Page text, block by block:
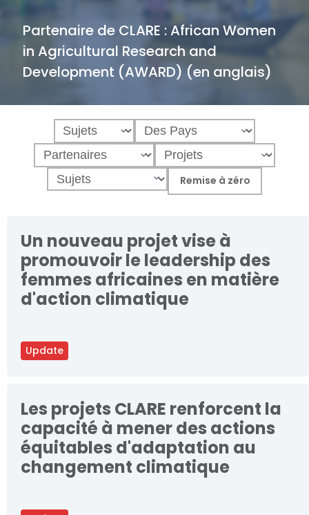
Partenaire de CLARE :African Women
in Agricultural Research and
Development (AWARD) (en anglais)
Update
Un nouveau projet vise à
promouvoir le leadership des
femmes africaines en matière
d'action climatique
Les projets CLARE renforcent la
capacité à mener des actions
équitables d'adaptation au
changement climatique